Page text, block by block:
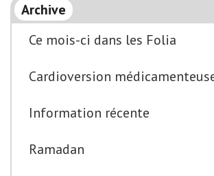
Archive
Ce mois-ci dans les Folia
Cardioversion
Information récente
Ramadan